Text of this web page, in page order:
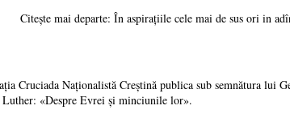
Citește mai departe: În aspirațiile cele mai de sus ori in
Cruciada Naţionalistă Creştină publica sub semnătura
«Despre Evrei şi minciunile lor».